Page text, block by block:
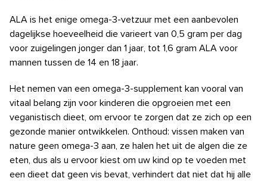
ALA is het enige omega-3-vetzuur met een aanbevolen
dagelijkse hoeveelheid die varieert van 0,5 gram per dag
voor zuigelingen jonger dan 1 jaar, tot 1,6 gram ALA voor
mannen tussen de 14 en 18 jaar.
Het nemen van een omega-3-supplement kan vooral van
vitaal belang zijn voor kinderen die opgroeien met een
veganistisch dieet, om ervoor te zorgen dat ze zich op een
gezonde manier ontwikkelen. Onthoud: vissen maken van
nature geen omega-3 aan, ze halen het uit de algen die ze
eten, dus als u ervoor kiest om uw kind op te voeden met
een dieet dat geen vis bevat, verhindert dat niet dat hij alle